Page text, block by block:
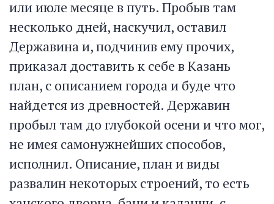
или июле месяце в путь. Пробыв там
несколько дней, наскучил, оставил
Державина и, подчинив ему прочих,
приказал доставить к себе в Казань
план, с описанием города и буде что
найдется из древностей. Державин
пробыл там до глубокой осени и что мог,
не имея самонужнейших способов,
исполнил. Описание, план и виды
развалин некоторых строений, то есть